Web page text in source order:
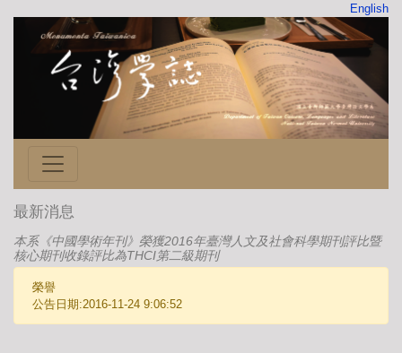
English
最新消息
本系《中國學術年刊》榮獲2016年臺灣人文及社會科學期刊評比暨
核心期刊收錄評比為THCI第二級期刊
榮譽
公告日期:2016-11-24 9:06:52